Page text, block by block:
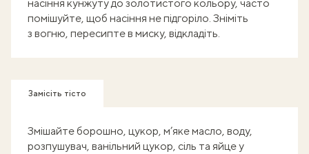
насіння кунжуту до золотистого кольору, часто
помішуйте, щоб насіння не підгоріло. Зніміть
з вогню, пересипте в миску, відкладіть.
Замісіть тісто
Змішайте борошно, цукор, м’яке масло, воду,
розпушувач, ванільний цукор, сіль та яйце у ​​